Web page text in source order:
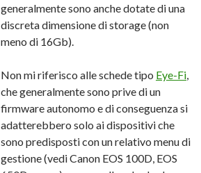
generalmente sono anche dotate di una
discreta dimensione di storage (non
meno di 16Gb).
Non mi riferisco alle schede tipo Eye-Fi
che generalmente sono prive di un
firmware autonomo e di conseguenza si
adatterebbero solo ai dispositivi che
sono predisposti con un relativo menu di
gestione (vedi Canon EOS 100D, EOS